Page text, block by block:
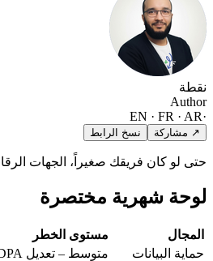
نقطة
Author
·
EN · FR · AR
↗ مشاركة نسخ الرابط
حتى لو كان فريقك صغيراً، الجهات
لوحة شهرية مختصرة
المجال مستوى الخطر
حماية البيانات
متوسط – تعديل DPA